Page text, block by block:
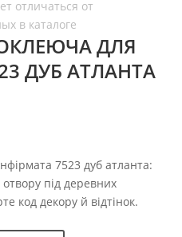
ДЛЯ
ДУБ АТЛАНТА
7523 дуб атланта:
під деревних
код декору й відтінок.